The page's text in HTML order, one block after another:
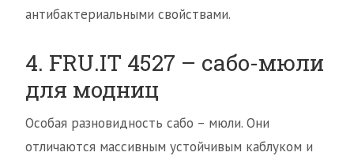
антибактериальными свойствами.
4. FRU.IT 4527 – сабо-мюли
для модниц
Особая разновидность сабо – мюли. Они
отличаются массивным устойчивым каблуком и